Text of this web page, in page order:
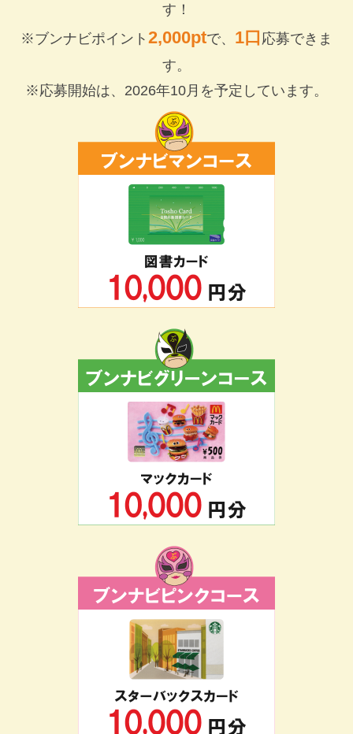
す！
※ブンナビポイント 2,000ptで、 1口 応募できま
す。
※応募開始は、2026年10月を予定しています。